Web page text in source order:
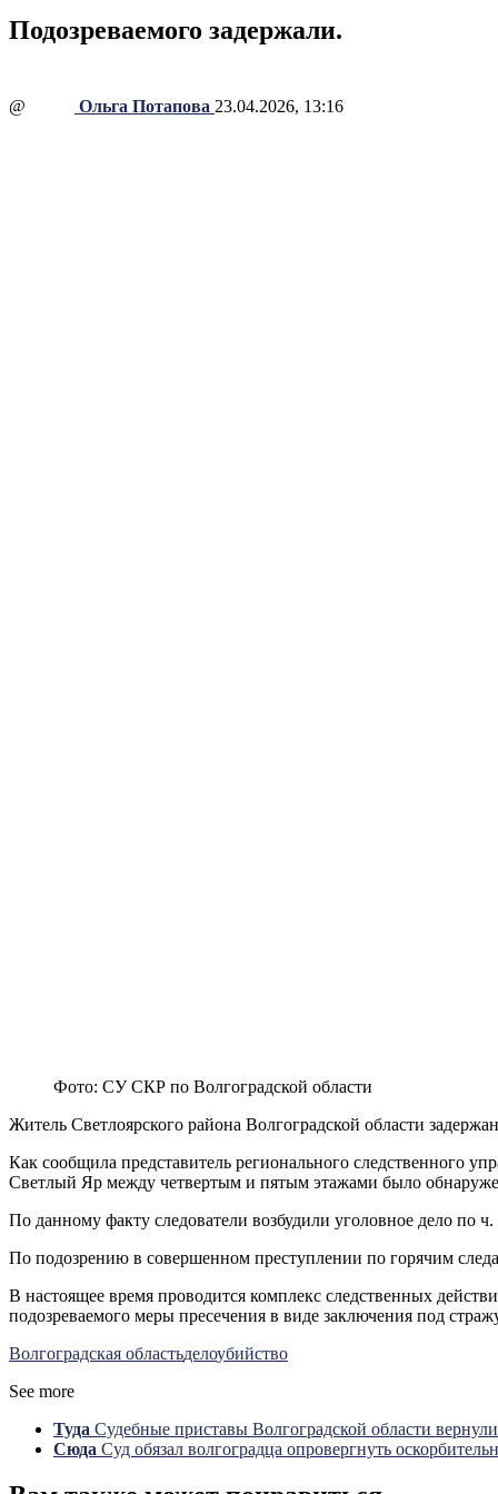
Подозреваемого задержали.
@ Ольга Потапова 23.04.2026, 13:16
Фото: СУ СКР по Волгоградской области
Житель Светлоярского района Волгоградской области
Как сообщила представитель регионального следственного
Светлый Яр между четвертым и пятым этажами было
По данному факту следователи возбудили уголовное дело по
По подозрению в совершенном преступлении по горячим
В настоящее время проводится комплекс следственных
подозреваемого меры пресечения в виде заключения под
Волгоградская областьделоубийство
See more
Туда Судебные приставы Волгоградской области
Сюда Суд обязал волгоградца опровергнуть